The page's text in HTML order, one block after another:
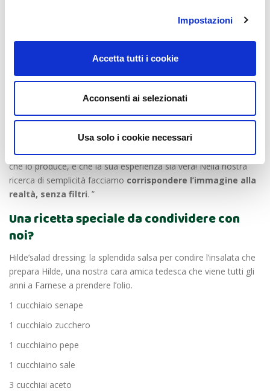
Impostazioni
Accetta tutti i cookie
Acconsenti ai selezionati
Usa solo i cookie necessari
Quanto è importante per voi il rapporto
diretto con il cliente?
abbiamo completamenteabbandonato tutto quello che non era
rapporto diretto con il cliente(ho tagliato
passaggio in più):questo è il nostro stile di vita. Per me è
importante che quando una persona viene ad acquistare
proprio olio sappia quello che sta acquistando, conosca la realtà
che lo produce, e che la sua esperienza sia vera! Nella nostra
ricerca di semplicità facciamo corrispondere l’immagine alla
realtà, senza filtri. ”
Una ricetta speciale da condividere con
noi?
Hilde’salad dressing: la splendida salsa per condire l’insalata che
prepara Hilde, una nostra cara amica tedesca che viene tutti gli
anni a Farnese a prendere l’olio.
1 cucchiaio senape
1 cucchiaio zucchero
1 cucchiaino pepe
1 cucchiaino sale
3 cucchiai aceto